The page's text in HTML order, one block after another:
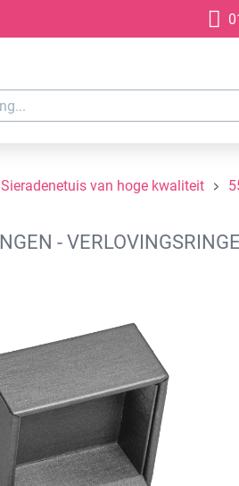
Sieradenetuis van hoge kwaliteit
-